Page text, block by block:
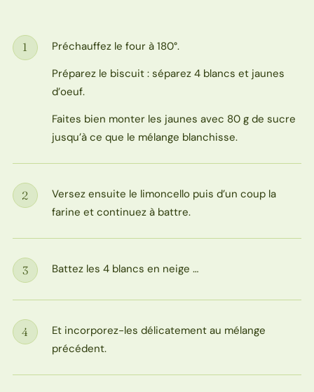
Étape
1
Préchauffez le four à 180°.
Préparez le biscuit : séparez 4 blancs et jaunes
d’oeuf.
Faites bien monter les jaunes avec 80 g de sucre
jusqu’à ce que le mélange blanchisse.
Étape
2
Versez ensuite le limoncello puis d’un coup la
farine et continuez à battre.
Étape
3 Battez les 4 blancs en neige …
Étape
4
Et incorporez-les délicatement au mélange
précédent.